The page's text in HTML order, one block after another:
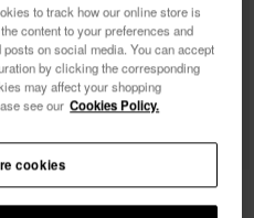
Havaianas Cosmo Osaka
59,99 €
y recibe
dto.
to track how our online store is
content to your preferences and
on social media. You can accept
by clicking the corresponding
may affect your shopping
see our Cookies Policy.
cookies